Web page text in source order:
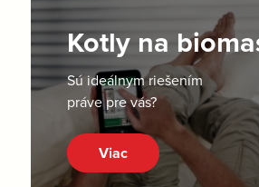
Kotly na
Sú ideálnym riešením
práve pre vás?
Viac